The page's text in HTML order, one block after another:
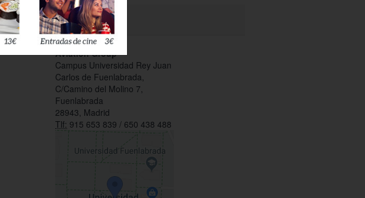
Aviation Group
Campus Universidad Rey Juan
Carlos de Fuenlabrada,
C/Camino del Molino 7,
Fuenlabrada
28943, Madrid
Tlf: 915 653 839 / 650 438 488